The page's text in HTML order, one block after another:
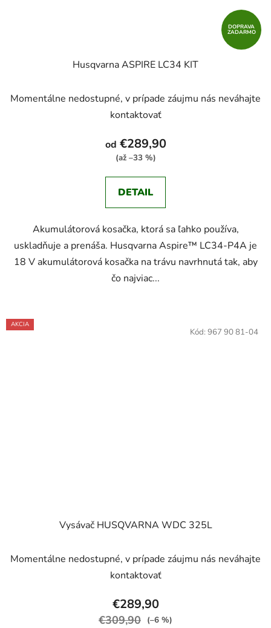
DOPRAVA
ZADARMO
Husqvarna ASPIRE LC34 KIT
Momentálne nedostupné, v prípade záujmu nás neváhajte
kontaktovať
od €289,90
(až –33 %)
DETAIL
Akumulátorová kosačka, ktorá sa ľahko používa,
uskladňuje a prenáša. Husqvarna Aspire™ LC34-P4A je
18 V akumulátorová kosačka na trávu navrhnutá tak, aby
čo najviac...
AKCIA
Vysávač HUSQVARNA WDC 325L
Momentálne nedostupné, v prípade záujmu nás neváhajte
kontaktovať
€289,90
€309,90 (–6 %)
Kód: 967 90 81-04